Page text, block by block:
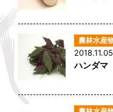
2018.11.05
ハンダマ